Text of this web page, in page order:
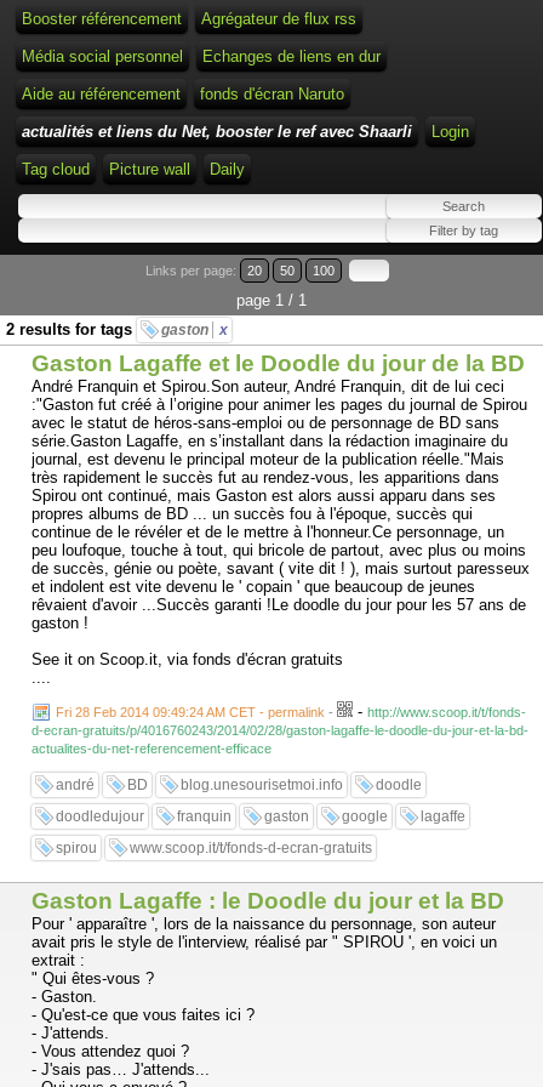
Booster référencement Agrégateur de flux rss
Média social personnel Echanges de liens en dur
Aide au référencement fonds d'écran Naruto
actualités et liens du Net, booster le ref avec Shaarli Login
Tag cloud Picture wall Daily
Links per page: 20 50 100
page 1 / 1
2 results for tags
gaston x
Gaston Lagaffe et le Doodle du jour de la BD
André Franquin et Spirou.Son auteur, André Franquin, dit de lui ceci
:"Gaston fut créé à l’origine pour animer les pages du journal de Spirou
avec le statut de héros-sans-emploi ou de personnage de BD sans
série.Gaston Lagaffe, en s’installant dans la rédaction imaginaire du
journal, est devenu le principal moteur de la publication réelle."Mais
très rapidement le succès fut au rendez-vous, les apparitions dans
Spirou ont continué, mais Gaston est alors aussi apparu dans ses
propres albums de BD ... un succès fou à l'époque, succès qui
continue de le révéler et de le mettre à l'honneur.Ce personnage, un
peu loufoque, touche à tout, qui bricole de partout, avec plus ou moins
de succès, génie ou poète, savant ( vite dit ! ), mais surtout paresseux
et indolent est vite devenu le ' copain ' que beaucoup de jeunes
rêvaient d'avoir ...Succès garanti !Le doodle du jour pour les 57 ans de
gaston !
See it on Scoop.it, via fonds d'écran gratuits
....
Fri 28 Feb 2014 09:49:24 AM CET - permalink - - http://www.scoop.it/t/fonds-
d-ecran-gratuits/p/4016760243/2014/02/28/gaston-lagaffe-le-doodle-du-jour-et-la-bd-
actualites-du-net-referencement-efficace
andré BD blog.unesourisetmoi.info
doodle
doodledujour
franquin gaston google
lagaffe
spirou
www.scoop.it/t/fonds-d-ecran-gratuits
Gaston Lagaffe : le Doodle du jour et la BD
Pour ' apparaître ', lors de la naissance du personnage, son auteur
avait pris le style de l'interview, réalisé par " SPIROU ', en voici un
extrait :
" Qui êtes-vous ?
- Gaston.
- Qu'est-ce que vous faites ici ?
- J'attends.
- Vous attendez quoi ?
- J'sais pas… J'attends...